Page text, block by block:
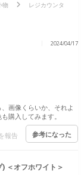
物
レジカウンタ
2024/04/17
画像くらいか、それよ
購入してみます。
報告 参考になった
＜オフホワイト＞